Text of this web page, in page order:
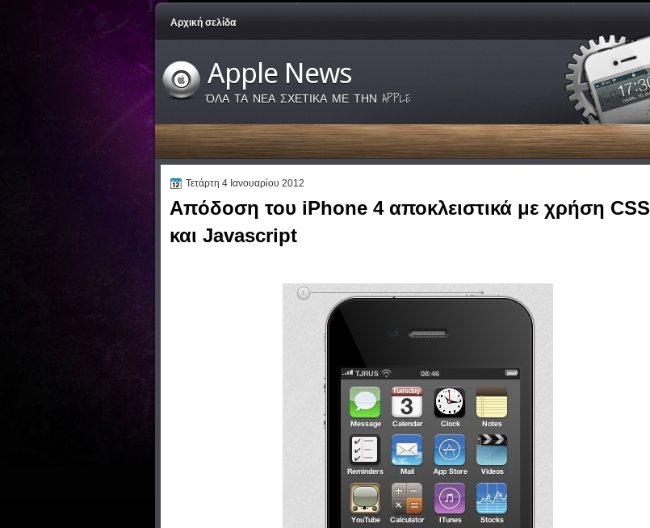
Αρχική σελίδα
Apple News
ΌΛΑ ΤΑ ΝΕΑ ΣΧΕΤΙΚΑ ΜΕ ΤΗΝ APPLE
Τετάρτη 4 Ιανουαρίου 2012
Απόδοση του iPhone 4 αποκλειστικά με χρήση CSS
και Javascript